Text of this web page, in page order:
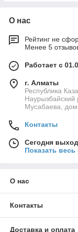
О нас
Рейтинг не
Менее 5
Работает с
г. Алматы
Республика
Мусабаева,
Контакты
Сегодня
Показать
О нас
Контакты
Доставка и оплата